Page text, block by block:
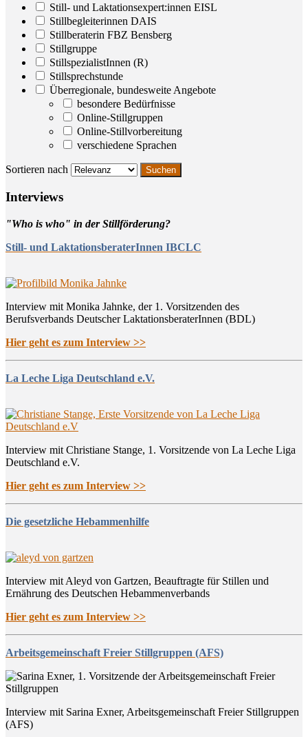
Still- und Laktationsexpert:innen EISL
Stillbegleiterinnen DAIS
Stillberaterin FBZ Bensberg
Stillgruppe
StillspezialistInnen (R)
Stillsprechstunde
Überregionale, bundesweite Angebote
besondere Bedürfnisse
Online-Stillgruppen
Online-Stillvorbereitung
verschiedene Sprachen
Sortieren nach
Inter­views
"Who is who" in der Stillförderung?
Still- und LaktationsberaterInnen IBCLC
Interview mit Monika Jahnke, der 1. Vorsitzenden des
Berufsverbands Deutscher LaktationsberaterInnen (BDL)
Hier geht es zum Interview >>
La Leche Liga Deutschland e.V.
Interview mit Christiane Stange, 1. Vorsitzende von La Leche Liga
Deutschland e.V.
Hier geht es zum Interview >>
Die gesetzliche Hebammenhilfe
Interview mit Aleyd von Gartzen, Beauftragte für Stillen und
Ernährung des Deutschen Hebammenverbands
Hier geht es zum Interview >>
Arbeitsgemeinschaft Freier Stillgruppen (AFS)
Interview mit Sarina Exner, Arbeitsgemeinschaft Freier Stillgruppen
(AFS)